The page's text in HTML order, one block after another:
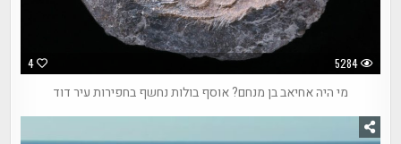
4 5284
מי היה אחיאב בן מנחם? אוסף בולות נחשף בחפירות עיר דוד